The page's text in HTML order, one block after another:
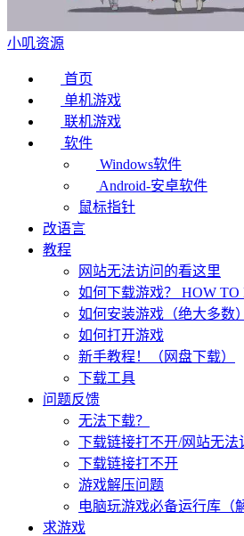
小叽资源
首页
单机游戏
联机游戏
软件
Windows软件
Android-安卓软件
鼠标指针
改语言
教程
网站无法访问的看这里
如何下载游戏？ HOW
如何安装游戏（绝大多数）
如何打开游戏
新手教程！（网盘下载）
下载工具
问题反馈
无法下载？
下载链接打不开/网站无法
下载链接打不开
游戏解压问题
电脑玩游戏必备运行库（
求游戏